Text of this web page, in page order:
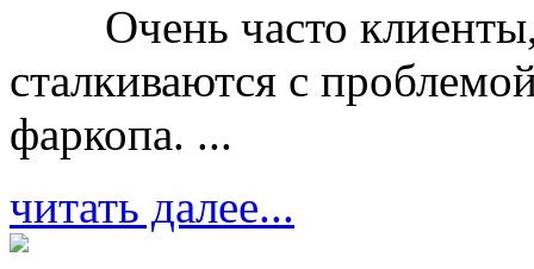
Очень часто клиенты,
сталкиваются с
фаркопа. ...
читать далее...